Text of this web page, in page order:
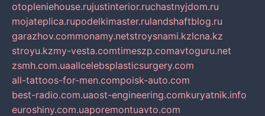
otopleniehouse.rujustinterior.ruchastnyjdom.ru
mojateplica.rupodelkimaster.rulandshaftblog.ru
garazhov.commonamy.netstroysnami.kzlcna.kz
stroyu.kzmy-vesta.comtimeszp.comavtoguru.net
zsmh.com.uaallcelebsplasticsurgery.com
all-tattoos-for-men.compoisk-auto.com
best-radio.com.uaost-engineering.comkuryatnik.info
euroshiny.com.uaporemontuavto.com